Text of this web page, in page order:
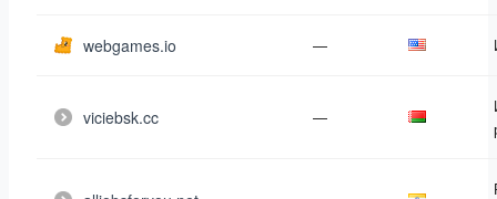
webgames.io —
viciebsk.cc —